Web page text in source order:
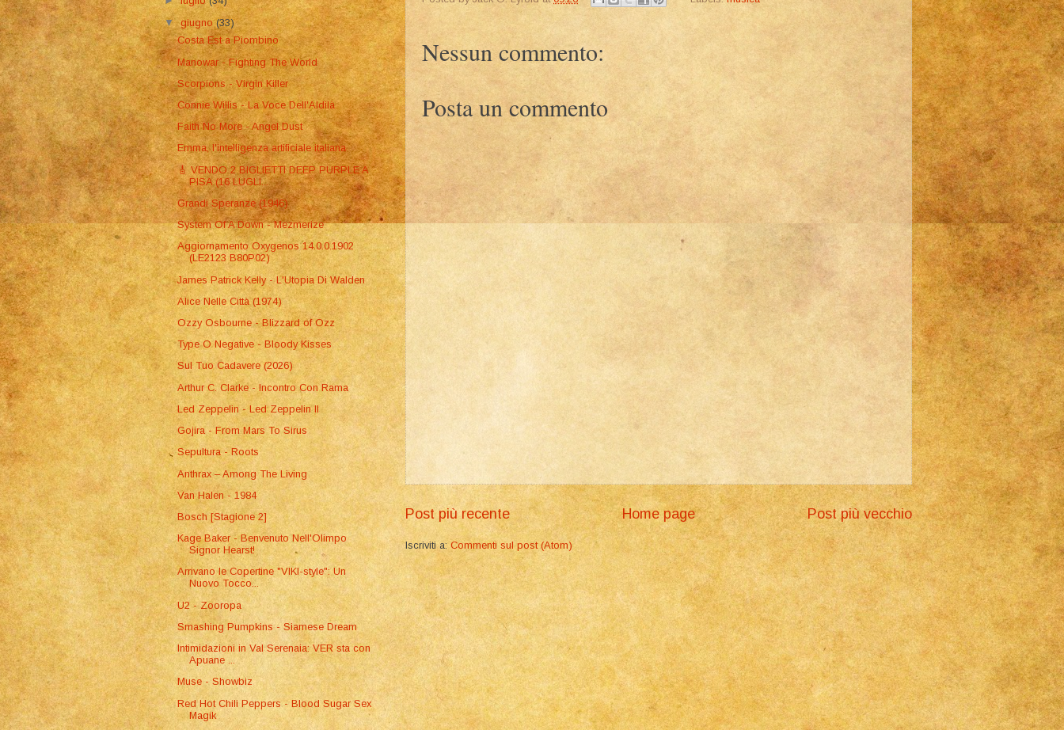
Nessun commento:
Posta un commento
Post più recente Post più vecchio
Home page
Iscriviti a: Commenti sul post (Atom)
▼giugno(33)
Costa Est a Piombino
Manowar - Fighting The World
Scorpions - Virgin Killer
Connie Willis - La Voce Dell'Aldilà
Faith No More - Angel Dust
Emma, l'intelligenza artificiale italiana
​🎸 VENDO 2 BIGLIETTI DEEP PURPLE A
PISA (16 LUGLI...
Grandi Speranze (1946)
System Of A Down - Mezmerize
Aggiornamento Oxygenos 14.0.0.1902
(LE2123 B80P02)
James Patrick Kelly - L'Utopia Di Walden
Alice Nelle Città (1974)
Ozzy Osbourne - Blizzard of Ozz
Type O Negative - Bloody Kisses
Sul Tuo Cadavere (2026)
Arthur C. Clarke - Incontro Con Rama
Led Zeppelin - Led Zeppelin II
Gojira - From Mars To Sirus
Sepultura - Roots
Anthrax – Among The Living
Van Halen - 1984
Bosch [Stagione 2]
Kage Baker - Benvenuto Nell'Olimpo
Signor Hearst!
Arrivano le Copertine "VIKI-style": Un
Nuovo Tocco...
U2 - Zooropa
Smashing Pumpkins - Siamese Dream
Intimidazioni in Val Serenaia: VER sta con
Apuane ...
Muse - Showbiz
Red Hot Chili Peppers - Blood Sugar Sex
Magik